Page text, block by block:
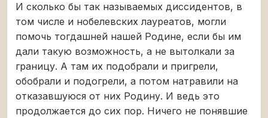
И сколько бы так называемых диссидентов, в
том числе и нобелевских лауреатов, могли
помочь тогдашней нашей Родине, если бы им
дали такую возможность, а не вытолкали за
границу. А там их подобрали и пригрели,
обобрали и подогрели, а потом натравили на
отказавшуюся от них Родину. И ведь это
продолжается до сих пор. Ничего не понявшие